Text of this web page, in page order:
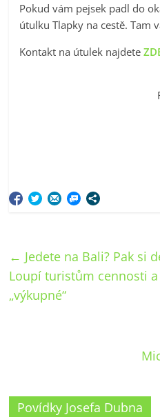
Pokud vám pejsek padl do
útulku Tlapky na cestě. Tam
Kontakt na útulek najdete
← Jedete na Bali? Pak si
Loupí turistům cennosti
„výkupné“
Povídky Josefa Dubna